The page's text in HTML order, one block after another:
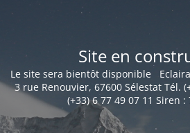
Site en
Le site sera bientôt disponible
3 rue Renouvier, 67600 Sélestat Tél.
(+33) 6 77 49 07 11 Siren :